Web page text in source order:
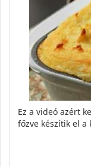
Ez a videó azért
főzve készítik el